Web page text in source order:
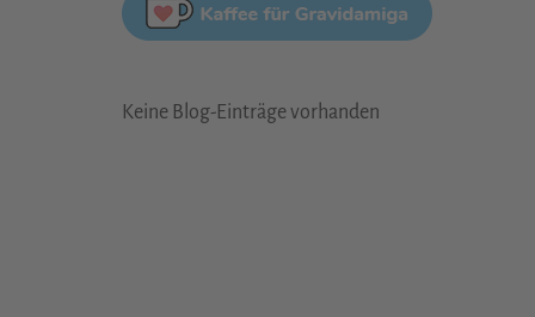
Keine Blog-Einträge vorhanden